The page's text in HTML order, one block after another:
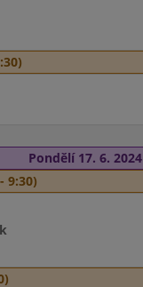
Pondělí 17. 6. 2024
9:30)